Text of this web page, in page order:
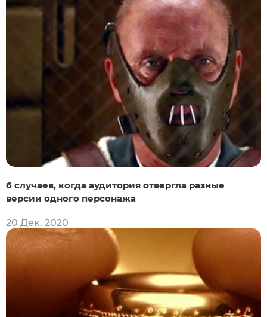
6 случаев, когда аудитория отвергла разные
версии одного персонажа
20 Дек. 2020